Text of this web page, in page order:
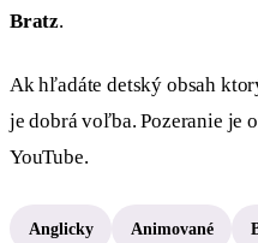
Bratz.
Ak hľadáte detský obsah
je dobrá voľba. Pozeranie je
YouTube.
Anglicky Animované